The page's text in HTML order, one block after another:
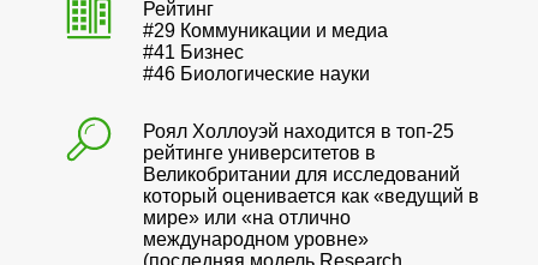
Рейтинг
#29 Коммуникации и медиа
#41 Бизнес
#46 Биологические науки
Роял Холлоуэй находится в топ-25
рейтинге университетов в
Великобритании для исследований
который оценивается как «ведущий в
мире» или «на отлично
международном уровне»